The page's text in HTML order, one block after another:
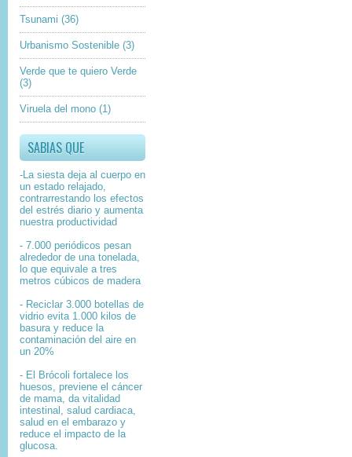
Tsunami (36)
Urbanismo Sostenible (3)
Verde que te quiero Verde
(3)
Viruela del mono (1)
SABIAS QUE
-La siesta deja al cuerpo en
un estado relajado,
contrarrestando los efectos
del estrés diario y aumenta
nuestra productividad
- 7.000 periódicos pesan
alrededor de una tonelada,
lo que equivale a tres
metros cúbicos de madera
- Reciclar 3.000 botellas de
vidrio evita 1.000 kilos de
basura y reduce la
contaminación del aire en
un 20%
- El Brócoli fortalece los
huesos, previene el cáncer
de mama, da vitalidad
intestinal, salud cardiaca,
salud en el embarazo y
reduce el impacto de la
glucosa.